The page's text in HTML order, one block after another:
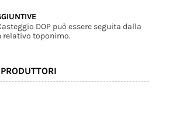
DOP può essere seguita dalla
relativo toponimo.